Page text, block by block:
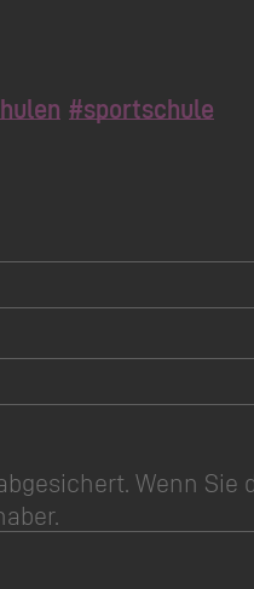
#sportschule
Wenn